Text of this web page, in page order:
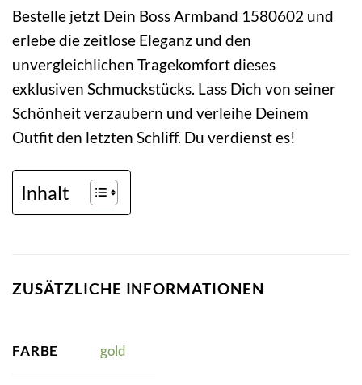
Bestelle jetzt Dein Boss Armband 1580602 und
erlebe die zeitlose Eleganz und den
unvergleichlichen Tragekomfort dieses
exklusiven Schmuckstücks. Lass Dich von seiner
Schönheit verzaubern und verleihe Deinem
Outfit den letzten Schliff. Du verdienst es!
Inhalt
ZUSÄTZLICHE INFORMATIONEN
FARBE gold